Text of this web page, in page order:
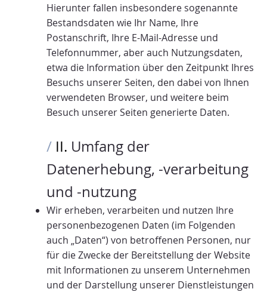
Hierunter fallen insbesondere sogenannte
Bestandsdaten wie Ihr Name, Ihre
Postanschrift, Ihre E-Mail-Adresse und
Telefonnummer, aber auch Nutzungsdaten,
etwa die Information über den Zeitpunkt Ihres
Besuchs unserer Seiten, den dabei von Ihnen
verwendeten Browser, und weitere beim
Besuch unserer Seiten generierte Daten.
/ II. Umfang der
Datenerhebung, -verarbeitung
und -nutzung
Wir erheben, verarbeiten und nutzen Ihre
personenbezogenen Daten (im Folgenden
auch „Daten“) von betroffenen Personen, nur
für die Zwecke der Bereitstellung der Website
mit Informationen zu unserem Unternehmen
und der Darstellung unserer Dienstleistungen